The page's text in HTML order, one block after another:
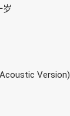
岁
Version)